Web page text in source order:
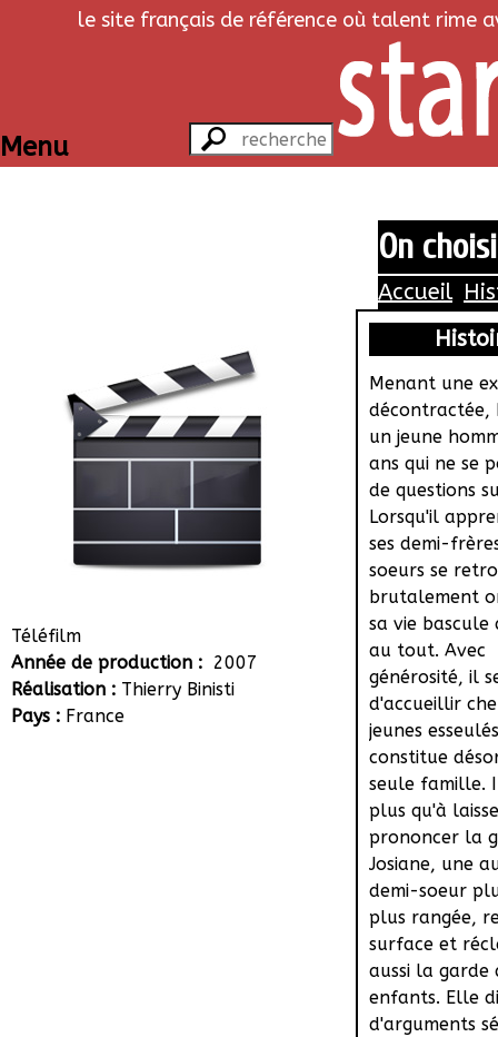
le site français de référence où talent rime
Menu
Téléfilm
Année de production : 2007
Réalisation : Thierry Binisti
Pays : France
On
Accueil
Menant une
décontractée,
un jeune
ans qui ne se
de questions
Lorsqu'il
ses demi-
soeurs se
brutalement
sa vie
au tout. Avec
générosité, il
d'accueillir
jeunes
constitue
seule famille.
plus qu'à
prononcer la
Josiane, une
demi-soeur
plus rangée,
surface et
aussi la garde
enfants. Elle
d'arguments